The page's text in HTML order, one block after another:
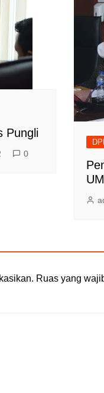
Pungli
0
Ruas yang